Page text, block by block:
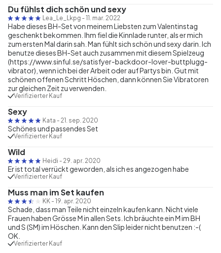
Du fühlst dich schön und sexy
Lea_Le_Lkpg - 11. mar. 2022
Habe dieses BH-Set von meinem Liebsten zum Valentinstag
geschenkt bekommen. Ihm fiel die Kinnlade runter, als er mich
zum ersten Mal darin sah. Man fühlt sich schön und sexy darin. Ich
benutze dieses BH-Set auch zusammen mit diesem Spielzeug
(https://www.sinful.se/satisfyer-backdoor-lover-buttplugg-
vibrator), wenn ich bei der Arbeit oder auf Partys bin. Gut mit
schönen offenen Schritt Höschen, dann können Sie Vibratoren
zur gleichen Zeit zu verwenden.
Verifizierter Kauf
Sexy
Kata - 21. sep. 2020
Schönes und passendes Set
Verifizierter Kauf
Wild
Heidi - 29. apr. 2020
Er ist total verrückt geworden, als ich es angezogen habe
Verifizierter Kauf
Muss man im Set kaufen
KK - 19. apr. 2020
Schade, dass man Teile nicht einzeln kaufen kann. Nicht viele
Frauen haben Grösse M in allen Sets. Ich bräuchte ein M im BH
und S (SM) im Höschen. Kann den Slip leider nicht benutzen :-(
OK.
Verifizierter Kauf